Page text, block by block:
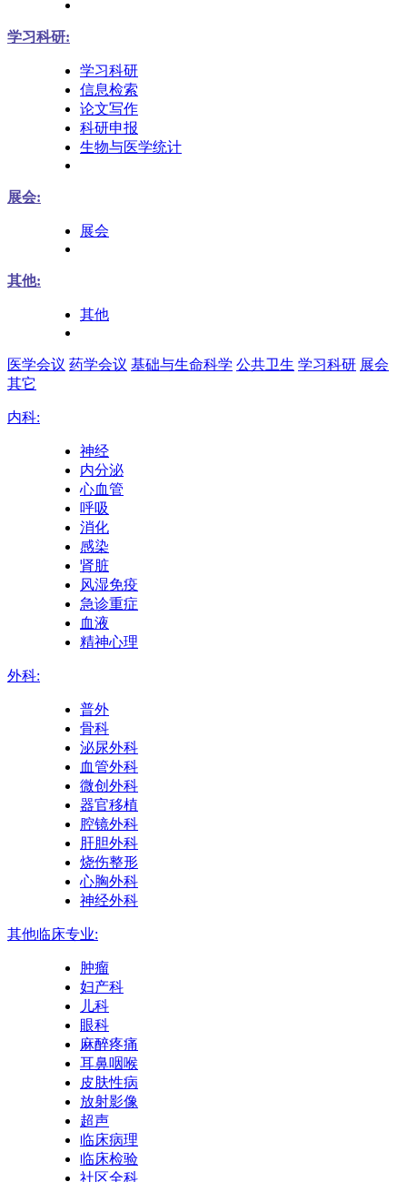
学习科研:
学习科研
信息检索
论文写作
科研申报
生物与医学统计
展会:
展会
其他:
其他
医学会议 药学会议 基础与生命科学 公共卫生 学习科研 展会
其它
内科:
神经
内分泌
心血管
呼吸
消化
感染
肾脏
风湿免疫
急诊重症
血液
精神心理
外科:
普外
骨科
泌尿外科
血管外科
微创外科
器官移植
腔镜外科
肝胆外科
烧伤整形
心胸外科
神经外科
其他临床专业:
肿瘤
妇产科
儿科
眼科
麻醉疼痛
耳鼻咽喉
皮肤性病
放射影像
超声
临床病理
临床检验
社区全科